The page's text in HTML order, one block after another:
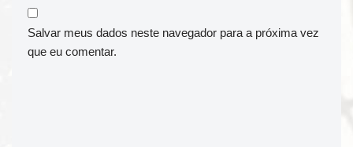
Salvar meus dados neste navegador para a próxima vez
que eu comentar.